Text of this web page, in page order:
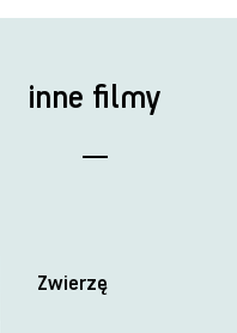
inne filmy
Zwierzę